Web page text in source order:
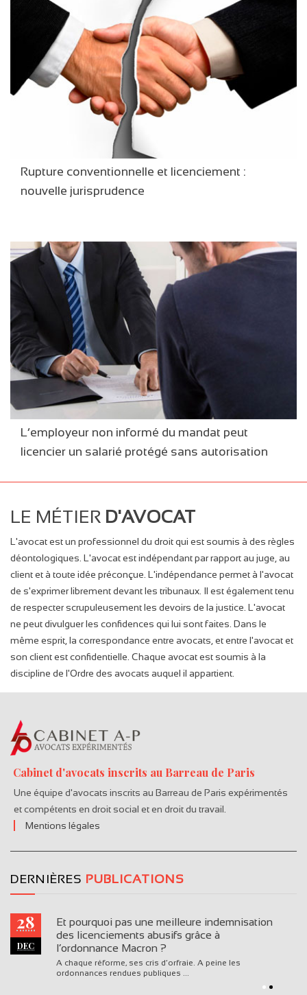
Rupture conventionnelle et licenciement :
nouvelle jurisprudence
L’employeur non informé du mandat peut
licencier un salarié protégé sans autorisation
LE MÉTIER D'AVOCAT
L'avocat est un professionnel du droit qui est soumis à des règles
déontologiques. L'avocat est indépendant par rapport au juge, au
client et à toute idée préconçue. L'indépendance permet à l'avocat
de s'exprimer librement devant les tribunaux. Il est également tenu
de respecter scrupuleusement les devoirs de la justice. L'avocat
ne peut divulguer les confidences qui lui sont faites. Dans le
même esprit, la correspondance entre avocats, et entre l'avocat et
son client est confidentielle. Chaque avocat est soumis à la
discipline de l'Ordre des avocats auquel il appartient.
Cabinet d'avocats inscrits au Barreau de Paris
Une équipe d'avocats inscrits au Barreau de Paris expérimentés
et compétents en droit social et en droit du travail.
Mentions légales
DERNIÈRES PUBLICATIONS
28
DEC
Et pourquoi pas une meilleure indemnisation
des licenciements abusifs grâce à
l’ordonnance Macron ?
A chaque réforme, ses cris d’orfraie. A peine les
ordonnances rendues publiques ...